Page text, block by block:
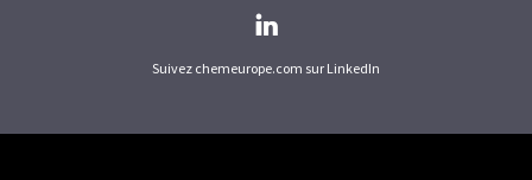
Suivez chemeurope.com sur LinkedIn